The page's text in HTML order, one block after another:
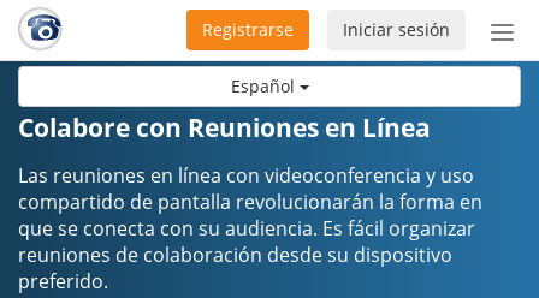
Español
de
Iniciar sesión
Registrarse
Colabore con Reuniones en Línea
Las reuniones en línea con videoconferencia y uso
compartido de pantalla revolucionarán la forma en
que se conecta con su audiencia. Es fácil organizar
reuniones de colaboración desde su dispositivo
preferido.